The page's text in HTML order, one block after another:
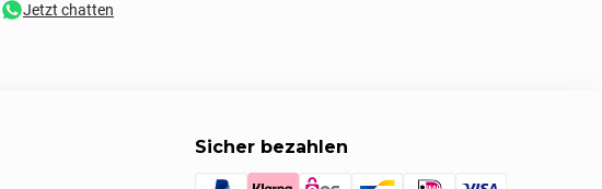
Jetzt chatten
Sicher bezahlen